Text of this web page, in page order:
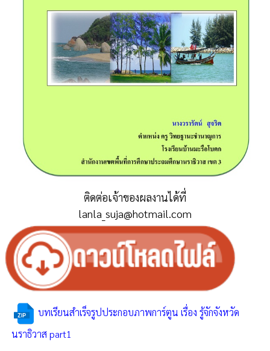
ติดต่อเจ้าของผลงานได้ที่
lanla_suja@hotmail.com
บทเรียนสําเร็จรูปประกอบภาพการ์ตูน เรื่อง รู้จักจังหวัด
นราธิวาส part1